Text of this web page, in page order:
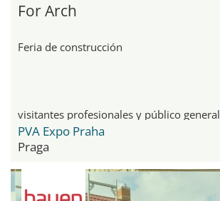
For Arch
Feria de construcción
visitantes profesionales y público general
PVA Expo Praha
Praga